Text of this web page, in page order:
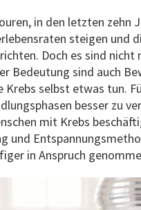
in den letzten zehn
steigen und
Doch es sind nicht
Bedeutung sind auch
selbst etwas tun.
besser zu
mit Krebs
und
in Anspruch